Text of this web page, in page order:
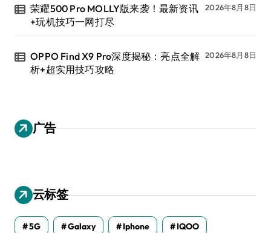
荣耀500 Pro MOLLY版来袭！最新资讯
+玩机技巧一网打尽
2026年8月8日
OPPO Find X9 Pro深度揭秘：亮点全解
析+超实用技巧攻略
2026年8月8日
广告
云标签
5G Galaxy Iphone IQOO